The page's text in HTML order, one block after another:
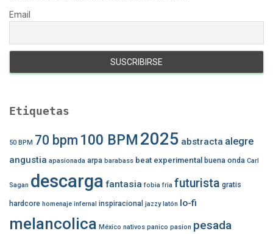
Email
Etiquetas
50 BPM 70 bpm 100 BPM 2025 abstracta alegre
angustia apasionada arpa barabass beat experimental buena onda Carl
Sagan descarga fantasia fobia fria futurista gratis
hardcore homenaje infernal inspiracional jazzy latón lo-fi
melancolica México nativos panico pasion pesada